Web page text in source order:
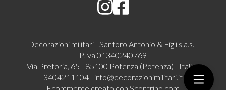
Decorazioni militari - Santoro Antonio & Figli s.a.s. -
P.Iva 01340240769
Via Pretoria, 65 - 85100 Potenza (Potenza) - Italia -
3404211104 - info@decorazionimilitari.it